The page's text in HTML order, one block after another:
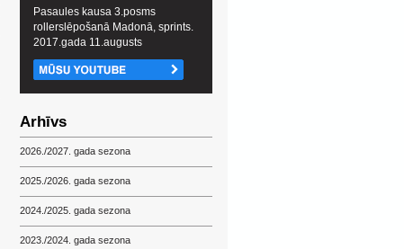
Pasaules kausa 3.posms
rollerslēpošanā Madonā, sprints.
2017.gada 11.augusts
Arhīvs
2026./2027. gada sezona
2025./2026. gada sezona
2024./2025. gada sezona
2023./2024. gada sezona